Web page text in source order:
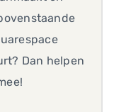
Dan helpen